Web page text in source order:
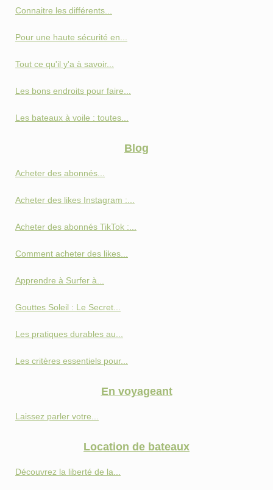
Connaitre les différents...
Pour une haute sécurité en...
Tout ce qu'il y'a à savoir...
Les bons endroits pour faire...
Les bateaux à voile : toutes...
Blog
Acheter des abonnés...
Acheter des likes Instagram :...
Acheter des abonnés TikTok :...
Comment acheter des likes...
Apprendre à Surfer à...
Gouttes Soleil : Le Secret...
Les pratiques durables au...
Les critères essentiels pour...
En voyageant
Laissez parler votre...
Location de bateaux
Découvrez la liberté de la...